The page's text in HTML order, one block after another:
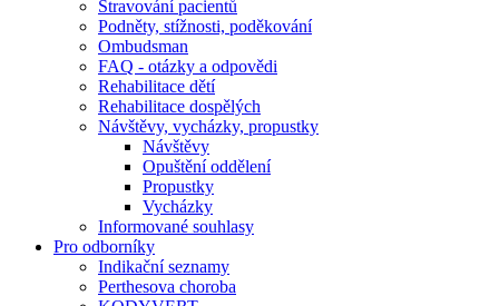
Stravování pacientů
Podněty, stížnosti, poděkování
Ombudsman
FAQ - otázky a odpovědi
Rehabilitace dětí
Rehabilitace dospělých
Návštěvy, vycházky, propustky
Návštěvy
Opuštění oddělení
Propustky
Vycházky
Informované souhlasy
Pro odborníky
Indikační seznamy
Perthesova choroba